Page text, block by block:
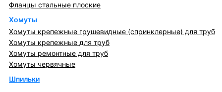
Фланцы стальные плоские
Хомуты
Хомуты крепежные грушевидные (спринклерные) для труб
Хомуты крепежные для труб
Хомуты ремонтные для труб
Хомуты червячные
Шпильки